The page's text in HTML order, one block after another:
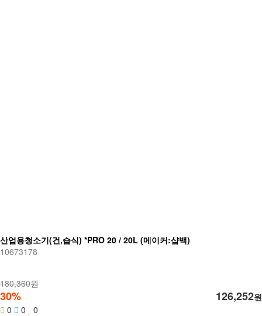
산업용청소기(건,습식) *PRO 20 / 20L (메이커:샵백)
10673178
180,360원
30% 126,252원
0
0 0